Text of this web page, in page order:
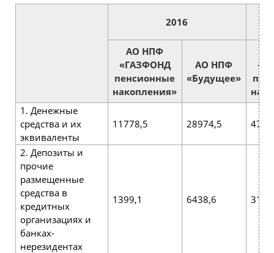
2016
АО НПФ
«ГАЗФОНД
пенсионные
накопления»
АО НПФ
«Будущее»
1. Денежные
средства и их
эквиваленты
11778,5 28974,5
2. Депозиты и
прочие
размещенные
средства в
кредитных
организациях и
банках-
нерезидентах
1399,1 6438,6